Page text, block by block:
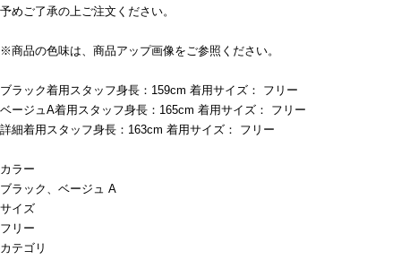
予めご了承の上ご注文ください。
※商品の色味は、商品アップ画像をご参照ください。
ブラック着用スタッフ身長：159cm 着用サイズ： フリー
ベージュA着用スタッフ身長：165cm 着用サイズ： フリー
詳細着用スタッフ身長：163cm 着用サイズ： フリー
カラー
ブラック、ベージュ A
サイズ
フリー
カテゴリ